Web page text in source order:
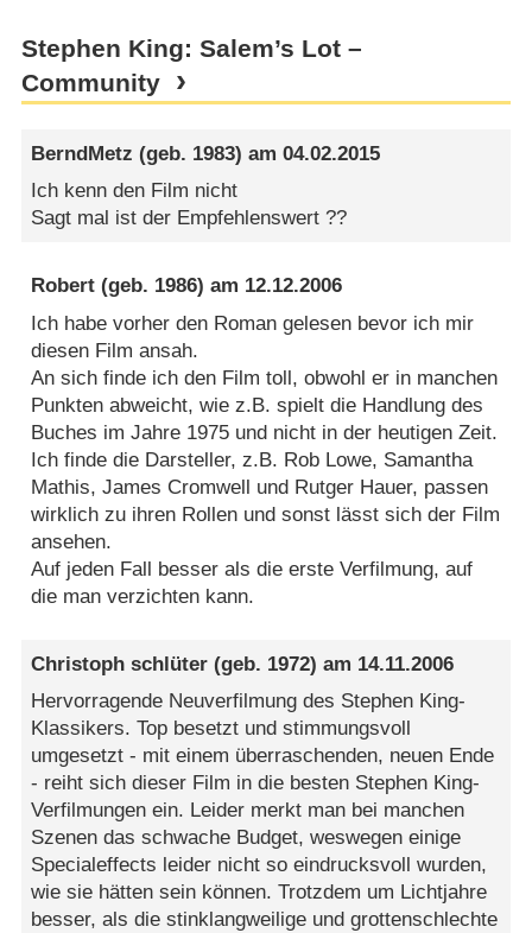
Stephen King: Salem’s Lot –
Community
BerndMetz (geb. 1983) am04.02.2015
Ich kenn den Film nicht
Sagt mal ist der Empfehlenswert ??
Robert (geb. 1986) am 12.12.2006
Ich habe vorher den Roman gelesen bevor ich mir
diesen Film ansah.
An sich finde ich den Film toll, obwohl er in manchen
Punkten abweicht, wie z.B. spielt die Handlung des
Buches im Jahre 1975 und nicht in der heutigen Zeit.
Ich finde die Darsteller, z.B. Rob Lowe, Samantha
Mathis, James Cromwell und Rutger Hauer, passen
wirklich zu ihren Rollen und sonst lässt sich der Film
ansehen.
Auf jeden Fall besser als die erste Verfilmung, auf
die man verzichten kann.
Christoph schlüter (geb. 1972) am 14.11.2006
Hervorragende Neuverfilmung des Stephen King-
Klassikers. Top besetzt und stimmungsvoll
umgesetzt - mit einem überraschenden, neuen Ende
- reiht sich dieser Film in die besten Stephen King-
Verfilmungen ein. Leider merkt man bei manchen
Szenen das schwache Budget, weswegen einige
Specialeffects leider nicht so eindrucksvoll wurden,
wie sie hätten sein können. Trotzdem um Lichtjahre
besser, als die stinklangweilige und grottenschlechte